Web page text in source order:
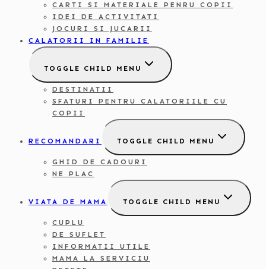
CARTI SI MATERIALE PENRU COPII
IDEI DE ACTIVITATI
JOCURI SI JUCARII
CALATORII IN FAMILIE
TOGGLE CHILD MENU
DESTINATII
SFATURI PENTRU CALATORIILE CU
COPII
RECOMANDARI TOGGLE CHILD MENU
GHID DE CADOURI
NE PLAC
VIATA DE MAMA TOGGLE CHILD MENU
CUPLU
DE SUFLET
INFORMATII UTILE
MAMA LA SERVICIU